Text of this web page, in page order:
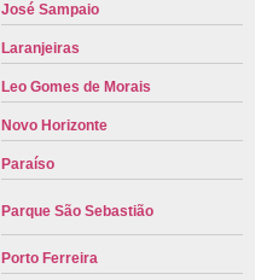
José Sampaio
Laranjeiras
Leo Gomes de Morais
Novo Horizonte
Paraíso
Parque São Sebastião
Porto Ferreira